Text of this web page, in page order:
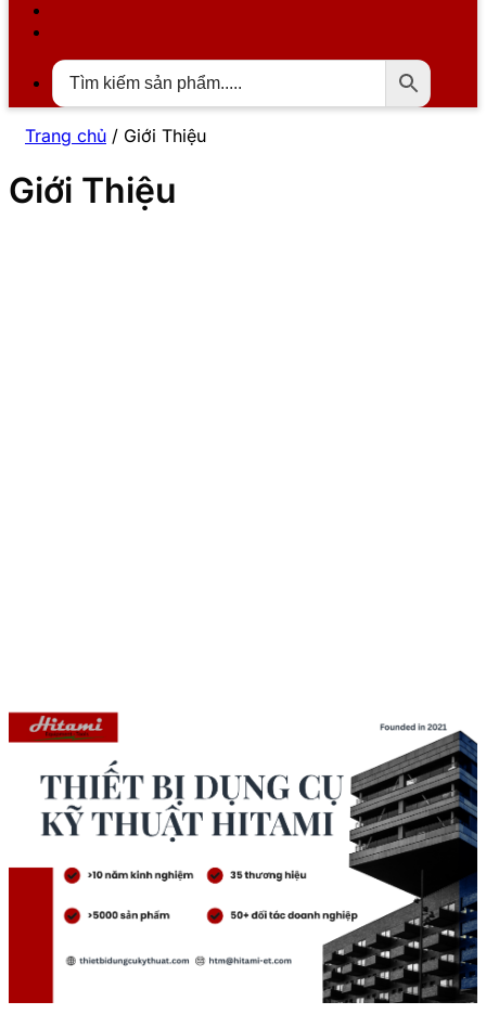
Trang chủ / Giới Thiệu
Giới Thiệu